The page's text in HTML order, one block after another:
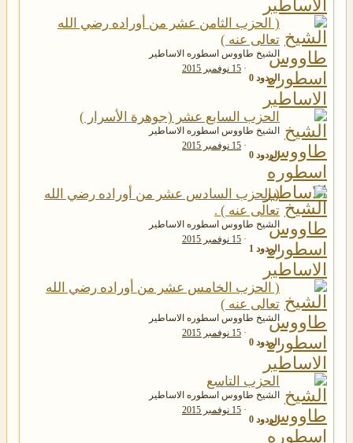
( الحزب الثامن عشر من أوراده رضي الله
تعالى عنه )
الشيخ طاووس اسطوره الاساطير
الردود 0
15 نوفمبر 2015
الحزب السابع عشر (جوهرة الأسرار )
الشيخ طاووس اسطوره الاساطير
الردود 0
15 نوفمبر 2015
( الحزب السادس عشر من أوراده رضي الله
تعالى عنه ) .
الشيخ طاووس اسطوره الاساطير
الردود 1
15 نوفمبر 2015
( الحزب الخامس عشر من أوراده رضي الله
تعالى عنه )
الشيخ طاووس اسطوره الاساطير
الردود 0
15 نوفمبر 2015
الحزب التاسع
الشيخ طاووس اسطوره الاساطير
الردود 0
15 نوفمبر 2015